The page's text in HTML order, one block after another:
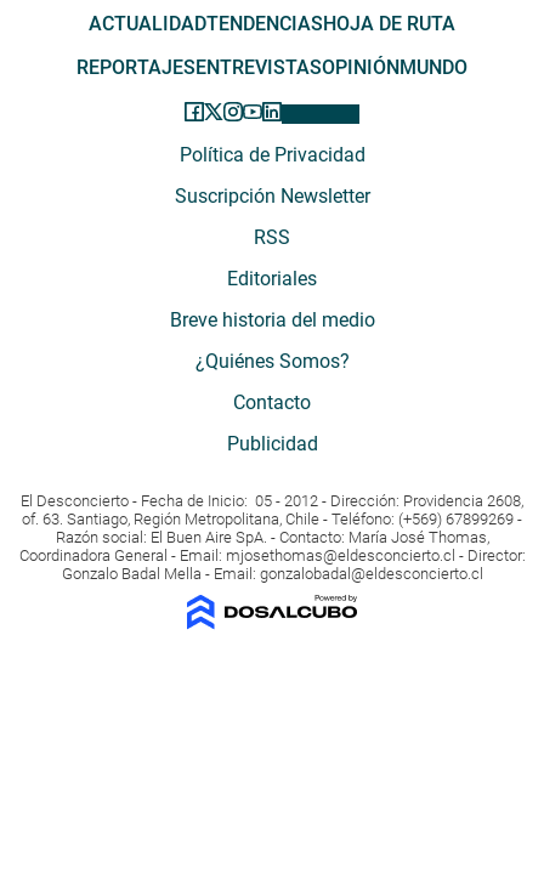
ACTUALIDADTENDENCIAS HOJA DE RUTA
REPORTAJES ENTREVISTASOPINIÓN MUNDO
Política de Privacidad
Suscripción Newsletter
RSS
Editoriales
Breve historia del medio
¿Quiénes Somos?
Contacto
Publicidad
El Desconcierto - Fecha de Inicio: 05 - 2012 - Dirección: Providencia 2608,
of. 63. Santiago, Región Metropolitana, Chile - Teléfono: (+569) 67899269 -
Razón social: El Buen Aire SpA. - Contacto: María José Thomas,
Coordinadora General - Email: mjosethomas@eldesconcierto.cl - Director:
Gonzalo Badal Mella - Email: gonzalobadal@eldesconcierto.cl